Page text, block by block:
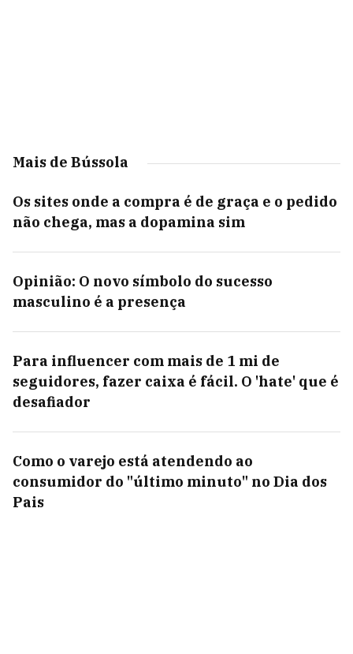
Mais de Bússola
Os sites onde a compra é de graça e o pedido
não chega, mas a dopamina sim
Opinião: O novo símbolo do sucesso
masculino é a presença
Para influencer com mais de 1 mi de
seguidores, fazer caixa é fácil. O 'hate' que é
desafiador
Como o varejo está atendendo ao
consumidor do "último minuto" no Dia dos
Pais